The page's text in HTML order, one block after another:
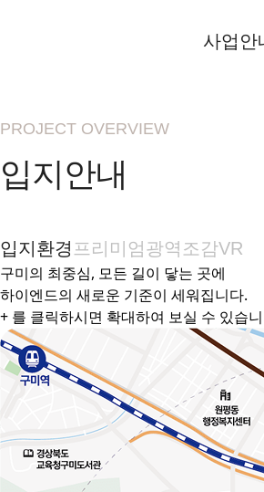
사업안
PROJECT OVERVIEW
입지안내
입지환경 프리미엄광역조감VR
구미의 최중심, 모든 길이 닿는 곳에
하이엔드의 새로운 기준이 세워집니다.
+ 를 클릭하시면 확대하여 보실 수 있습